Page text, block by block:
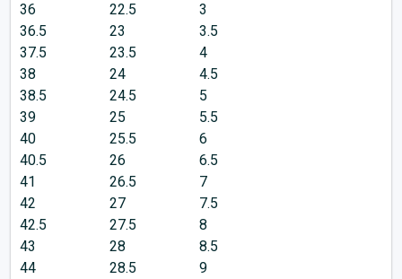
36
22.5
3
36.5
23
3.5
37.5
23.5
4
38
24
4.5
38.5
24.5
5
39
25
5.5
40
25.5
6
40.5
26
6.5
41
26.5
7
42
27
7.5
42.5
27.5
8
43
28
8.5
44
28.5
9